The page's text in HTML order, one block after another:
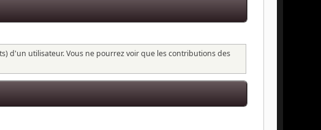
d'un utilisateur. Vous ne pourrez voir que les contributions des